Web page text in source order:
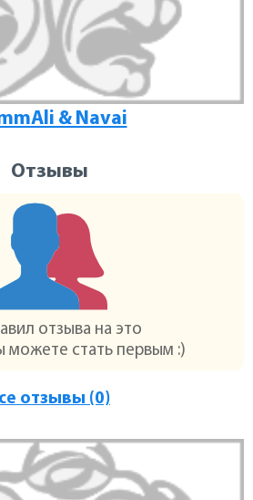
& Navai
Отзывы
отзыва на это
можете стать первым :)
отзывы (0)